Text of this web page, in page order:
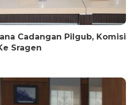
Cadangan Pilgub, Komisi
Sragen